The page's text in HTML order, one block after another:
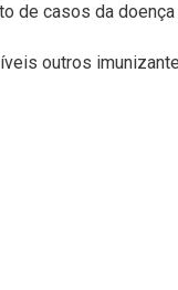
de casos da doença
outros